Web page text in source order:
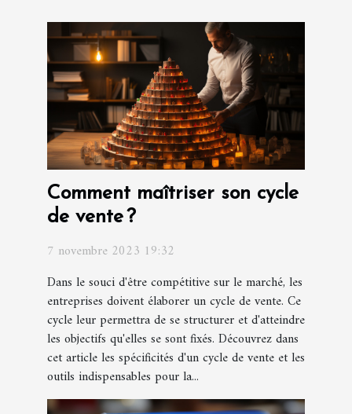
Comment maîtriser son cycle
de vente ?
7 novembre 2023 19:32
Dans le souci d'être compétitive sur le marché, les
entreprises doivent élaborer un cycle de vente. Ce
cycle leur permettra de se structurer et d'atteindre
les objectifs qu'elles se sont fixés. Découvrez dans
cet article les spécificités d'un cycle de vente et les
outils indispensables pour la...